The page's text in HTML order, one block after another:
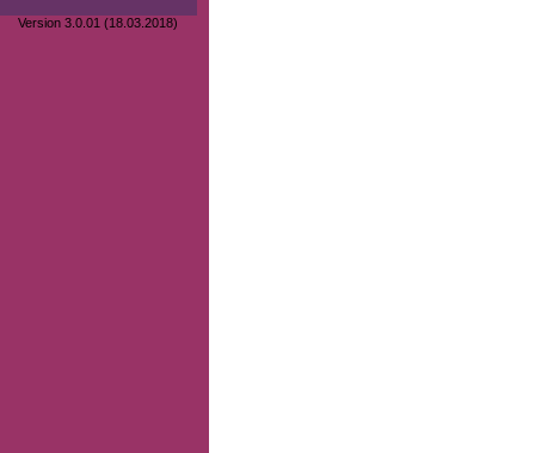
Version 3.0.01 (18.03.2018)